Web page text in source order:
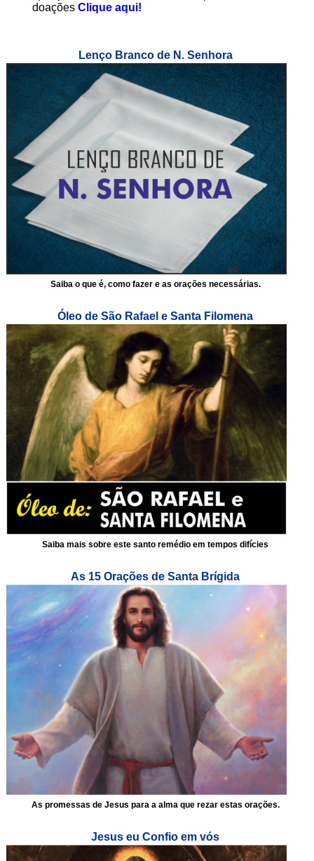
doações Clique aqui!
Lenço Branco de N. Senhora
Saiba o que é, como fazer e as orações necessárias.
Óleo de São Rafael e Santa Filomena
Saiba mais sobre este santo remédio em tempos difícies
As 15 Orações de Santa Brígida
As promessas de Jesus para a alma que rezar estas orações.
Jesus eu Confio em vós